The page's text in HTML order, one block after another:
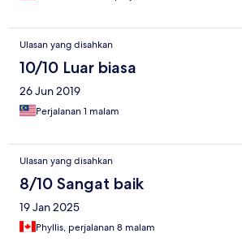
Ulasan yang disahkan
10/10 Luar biasa
26 Jun 2019
Perjalanan 1 malam
Ulasan yang disahkan
8/10 Sangat baik
19 Jan 2025
Phyllis, perjalanan 8 malam